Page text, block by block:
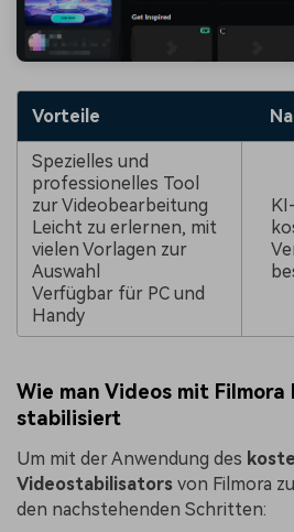
Vorteile
Spezielles und
professionelles Tool
zur Videobearbeitung
Leicht zu erlernen, mit
vielen Vorlagen zur
Auswahl
Verfügbar für PC und
Handy
Wie man Videos mit Filmora
stabilisiert
Um mit der Anwendung des
Videostabilisators von Filmora
den nachstehenden Schritten: